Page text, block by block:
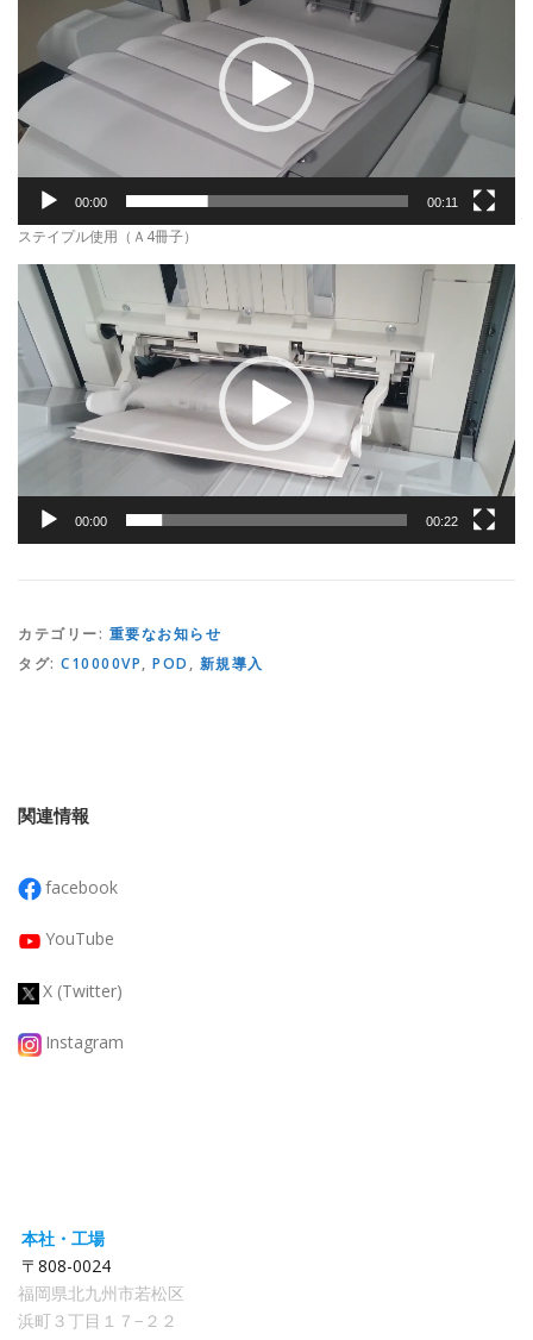
ヤ
ー
00:00 00:11
ステイプル使用（Ａ4冊子）
動
画
プ
レ
ヤ
00:00 00:22
カテゴリー: 重要なお知らせ
タグ: C10000VP, POD , 新規導入
関連情報
facebook
YouTube
X (Twitter)
Instagram
本社・工場
〒808-0024
福岡県北九州市若松区
浜町３丁目１７−２２